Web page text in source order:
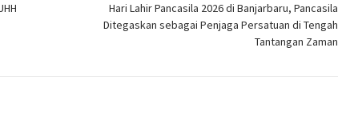
Hari Lahir Pancasila 2026 di Banjarbaru, Pancasila
Ditegaskan sebagai Penjaga Persatuan di Tengah
Tantangan Zaman